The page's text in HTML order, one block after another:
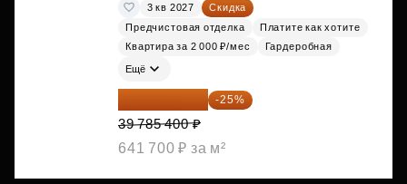
3 кв 2027
Скидка
Предчистовая отделка
Платите как хотите
Квартира за 2 000 ₽/мес
Гардеробная
Ещё
29 839 050 ₽ -25%
39 785 400 ₽
641 700 ₽ за м²